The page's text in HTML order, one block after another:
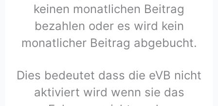
keinen monatlichen Beitrag
bezahlen oder es wird kein
monatlicher Beitrag abgebucht.
Dies bedeutet dass die eVB nicht
aktiviert wird wenn sie das